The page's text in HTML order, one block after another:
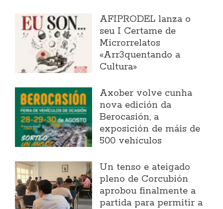
AFIPRODEL lanza o
seu I Certame de
Microrrelatos
«Arr3quentando a
Cultura»
Axober volve cunha
nova edición da
Berocasión, a
exposición de máis de
500 vehículos
Un tenso e ateigado
pleno de Corcubión
aprobou finalmente a
partida para permitir a